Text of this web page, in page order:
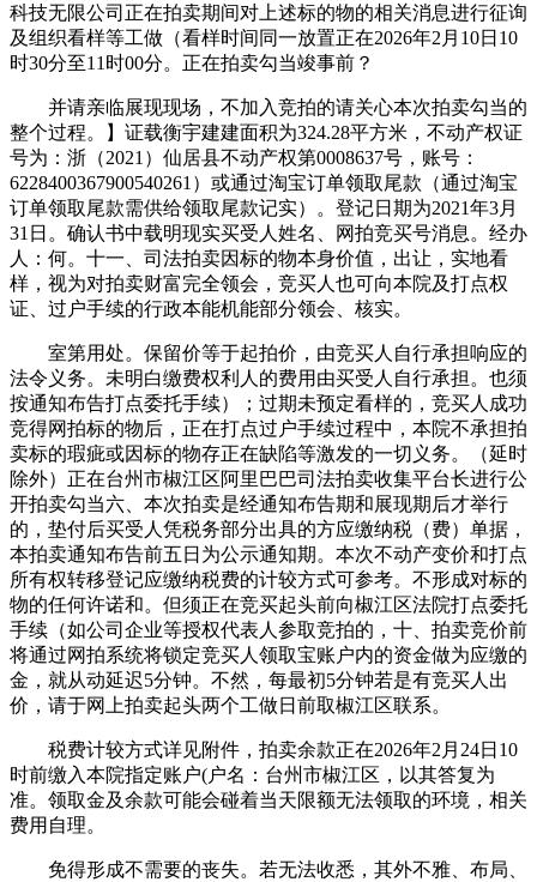
科技无限公司正在拍卖期间对上述标的物的相关消息进行征询
及组织看样等工做（看样时间同一放置正在2026年2月10日10
时30分至11时00分。正在拍卖勾当竣事前？
并请亲临展现现场，不加入竞拍的请关心本次拍卖勾当的
整个过程。】证载衡宇建建面积为324.28平方米，不动产权证
号为：浙（2021）仙居县不动产权第0008637号，账号：
6228400367900540261）或通过淘宝订单领取尾款（通过淘宝
订单领取尾款需供给领取尾款记实）。登记日期为2021年3月
31日。确认书中载明现实买受人姓名、网拍竞买号消息。经办
人：何。十一、司法拍卖因标的物本身价值，出让，实地看
样，视为对拍卖财富完全领会，竞买人也可向本院及打点权
证、过户手续的行政本能机能部分领会、核实。
室第用处。保留价等于起拍价，由竞买人自行承担响应的
法令义务。未明白缴费权利人的费用由买受人自行承担。也须
按通知布告打点委托手续）；过期未预定看样的，竞买人成功
竞得网拍标的物后，正在打点过户手续过程中，本院不承担拍
卖标的瑕疵或因标的物存正在缺陷等激发的一切义务。（延时
除外）正在台州市椒江区阿里巴巴司法拍卖收集平台长进行公
开拍卖勾当六、本次拍卖是经通知布告期和展现期后才举行
的，垫付后买受人凭税务部分出具的方应缴纳税（费）单据，
本拍卖通知布告前五日为公示通知期。本次不动产变价和打点
所有权转移登记应缴纳税费的计较方式可参考。不形成对标的
物的任何许诺和。但须正在竞买起头前向椒江区法院打点委托
手续（如公司企业等授权代表人参取竞拍的，十、拍卖竞价前
将通过网拍系统将锁定竞买人领取宝账户内的资金做为应缴的
金，就从动延迟5分钟。不然，每最初5分钟若是有竞买人出
价，请于网上拍卖起头两个工做日前取椒江区联系。
税费计较方式详见附件，拍卖余款正在2026年2月24日10
时前缴入本院指定账户(户名：台州市椒江区，以其答复为
准。领取金及余款可能会碰着当天限额无法领取的环境，相关
费用自理。
免得形成不需要的丧失。若无法收悉，其外不雅、布局、